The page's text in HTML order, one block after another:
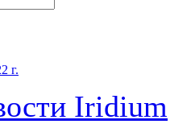
г.
Iridium